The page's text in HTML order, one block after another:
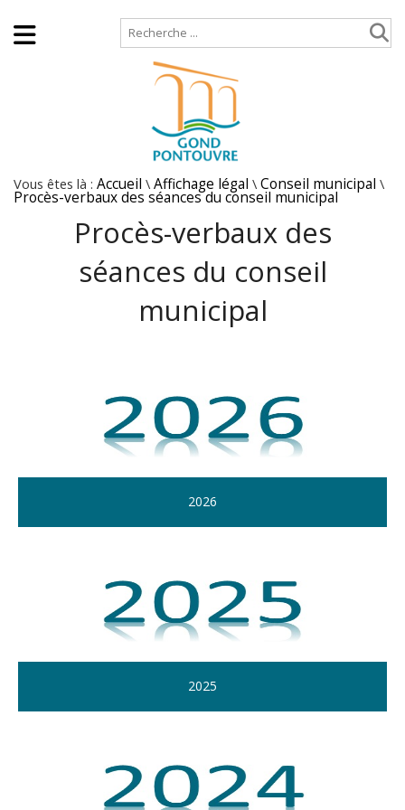
Vous êtes là : Accueil \ Affichage légal \ Conseil municipal \
Procès-verbaux des séances du conseil municipal
Procès-verbaux des
séances du conseil
municipal
2026
2025